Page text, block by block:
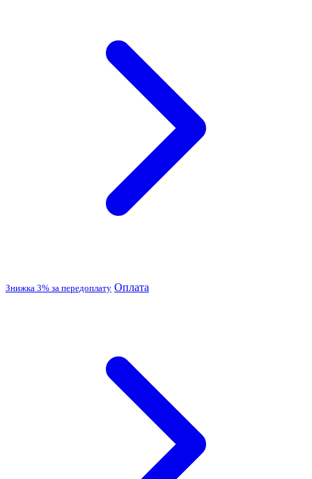
Знижка 3% за передоплату Оплата